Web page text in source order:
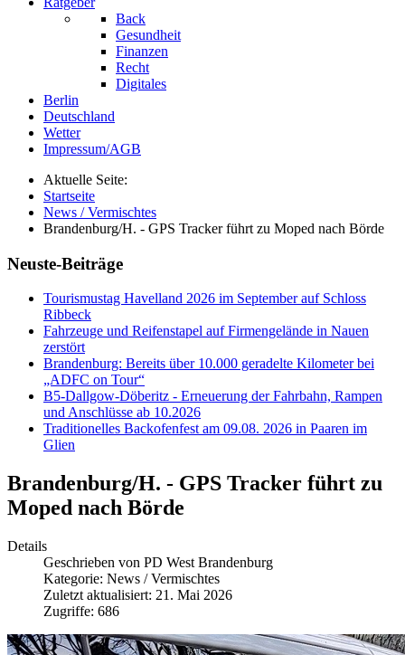
Back
Gesundheit
Finanzen
Recht
Digitales
Berlin
Deutschland
Wetter
Impressum/AGB
Aktuelle Seite:
Startseite
News / Vermischtes
Brandenburg/H. - GPS Tracker führt zu Moped nach Börde
Neuste-Beiträge
Tourismustag Havelland 2026 im September auf Schloss
Ribbeck
Fahrzeuge und Reifenstapel auf Firmengelände in Nauen
zerstört
Brandenburg: Bereits über 10.000 geradelte Kilometer bei
„ADFC on Tour“
B5-Dallgow-Döberitz - Erneuerung der Fahrbahn, Rampen
und Anschlüsse ab 10.2026
Traditionelles Backofenfest am 09.08. 2026 in Paaren im
Glien
Brandenburg/H. - GPS Tracker führt zu
Moped nach Börde
Details
Geschrieben von PD West Brandenburg
Kategorie: News / Vermischtes
Zuletzt aktualisiert: 21. Mai 2026
Zugriffe: 686